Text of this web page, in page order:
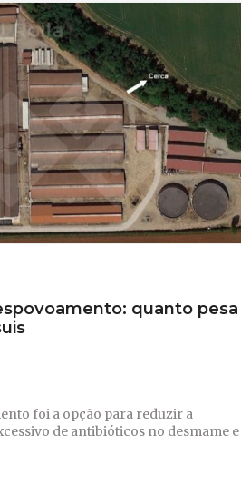
quanto pesa
foi a opção para reduzir a
de antibióticos no desmame e